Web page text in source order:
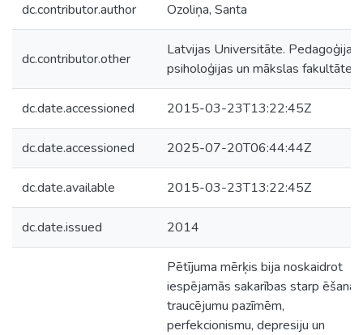
dc.contributor.author Ozoliņa, Santa
dc.contributor.other
Latvijas Universitāte. Pedagoģijas,
psiholoģijas un mākslas fakultāte
dc.date.accessioned 2015-03-23T13:22:45Z
dc.date.accessioned 2025-07-20T06:44:44Z
dc.date.available 2015-03-23T13:22:45Z
dc.date.issued 2014
Pētījuma mērķis bija noskaidrot
iespējamās sakarības starp ēšanas
traucējumu pazīmēm,
perfekcionismu, depresiju un